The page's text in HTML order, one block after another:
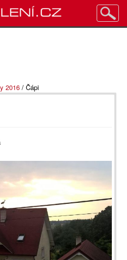
2016 / Čápi